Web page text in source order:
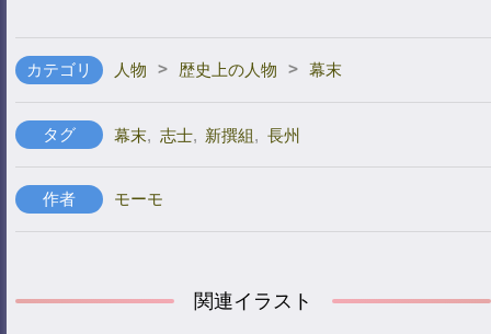
カテゴリ 人物 > 歴史上の人物 > 幕末
タグ 幕末, 志士, 新撰組, 長州
作者 モーモ
関連イラスト